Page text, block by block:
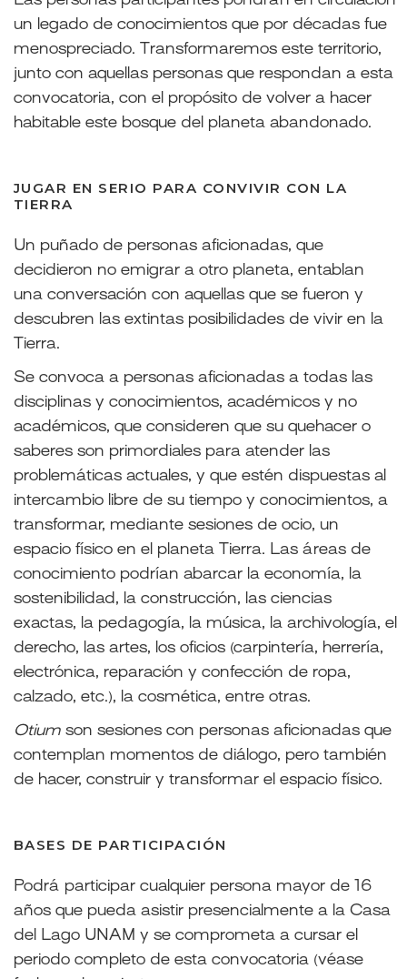
un legado de conocimientos que por décadas fue
menospreciado. Transformaremos este territorio,
junto con aquellas personas que respondan a esta
convocatoria, con el propósito de volver a hacer
habitable este bosque del planeta abandonado.
JUGAR EN SERIO PARA CONVIVIR CON LA
TIERRA
Un puñado de personas aficionadas, que
decidieron no emigrar a otro planeta, entablan
una conversación con aquellas que se fueron y
descubren las extintas posibilidades de vivir en la
Tierra.
Se convoca a personas aficionadas a todas las
disciplinas y conocimientos, académicos y no
académicos, que consideren que su quehacer o
saberes son primordiales para atender las
problemáticas actuales, y que estén dispuestas al
intercambio libre de su tiempo y conocimientos, a
transformar, mediante sesiones de ocio, un
espacio físico en el planeta Tierra. Las áreas de
conocimiento podrían abarcar la economía, la
sostenibilidad, la construcción, las ciencias
exactas, la pedagogía, la música, la archivología, el
derecho, las artes, los oficios (carpintería, herrería,
electrónica, reparación y confección de ropa,
calzado, etc.), la cosmética, entre otras.
Otium son sesiones con personas aficionadas que
contemplan momentos de diálogo, pero también
de hacer, construir y transformar el espacio físico.
BASES DE PARTICIPACIÓN
Podrá participar cualquier persona mayor de 16
años que pueda asistir presencialmente a la Casa
del Lago UNAM y se comprometa a cursar el
periodo completo de esta convocatoria (véase